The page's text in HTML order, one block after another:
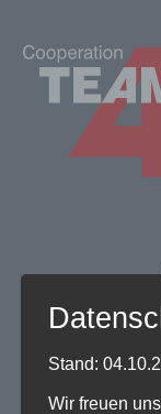
Stand:
Wir freuen